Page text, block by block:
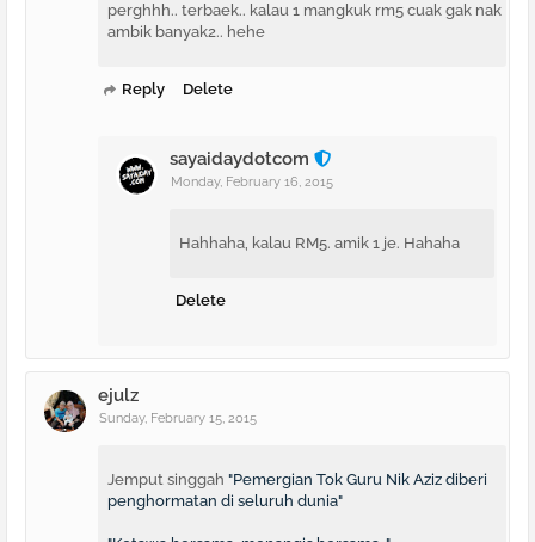
perghhh.. terbaek.. kalau 1 mangkuk rm5 cuak gak nak
ambik banyak2.. hehe
Reply Delete
sayaidaydotcom
Monday, February 16, 2015
Hahhaha, kalau RM5. amik 1 je. Hahaha
Delete
ejulz
Sunday, February 15, 2015
Jemput singgah "Pemergian Tok Guru Nik Aziz diberi
penghormatan di seluruh dunia"